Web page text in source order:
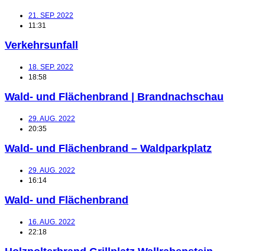
21. SEP. 2022
11:31
Verkehrsunfall
18. SEP. 2022
18:58
Wald- und Flächenbrand | Brandnachschau
29. AUG. 2022
20:35
Wald- und Flächenbrand – Waldparkplatz
29. AUG. 2022
16:14
Wald- und Flächenbrand
16. AUG. 2022
22:18